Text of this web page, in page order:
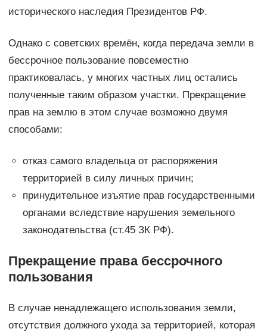
исторического наследия Президентов РФ.
Однако с советских времён, когда передача земли в
бессрочное пользование повсеместно
практиковалась, у многих частных лиц остались
полученные таким образом участки. Прекращение
прав на землю в этом случае возможно двумя
способами:
отказ самого владельца от распоряжения
территорией в силу личных причин;
принудительное изъятие прав государственными
органами вследствие нарушения земельного
законодательства (ст.45 ЗК РФ).
Прекращение права бессрочного
пользования
В случае ненадлежащего использования земли,
отсутствия должного ухода за территорией, которая